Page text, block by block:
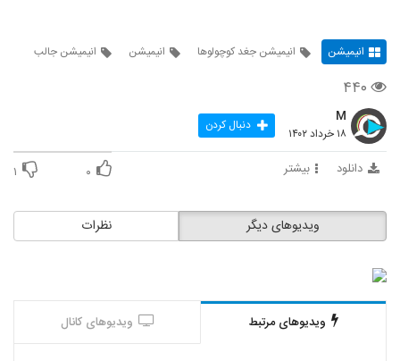
انیمیشن انیمیشن جغد کوچولوها انیمیشن انیمیشن جالب
۴۴۰
M
۱۸ خرداد ۱۴۰۲ دنبال کردن
دانلود بیشتر ۰ ۱
نظرات ویدیوهای دیگر
ویدیوهای مرتبط ویدیوهای کانال